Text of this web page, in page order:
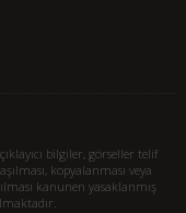
bilgiler, görseller telif
kopyalanması veya
kanunen yasaklanmış